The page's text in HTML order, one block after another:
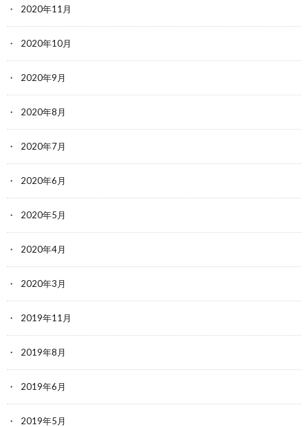
2020年11月
2020年10月
2020年9月
2020年8月
2020年7月
2020年6月
2020年5月
2020年4月
2020年3月
2019年11月
2019年8月
2019年6月
2019年5月